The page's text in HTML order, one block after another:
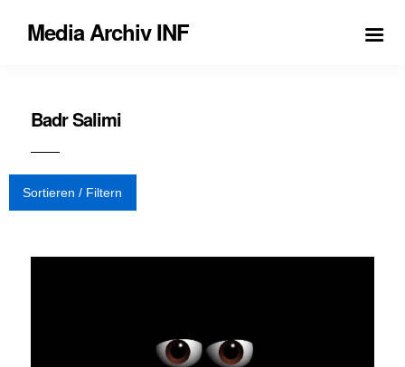
Media Archiv INF
Badr Salimi
Sortieren / Filtern